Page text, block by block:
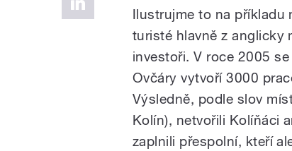
Ilustrujme to na příkladu
turisté hlavně z anglicky
investoři. V roce 2005
Ovčáry vytvoří 3000
Výsledně, podle slov
Kolín), netvořili Kolíňáci
zaplnili přespolní, kteří